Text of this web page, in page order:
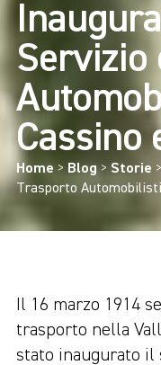
Servizio
Cassino
Home > Blog > Storie >
Trasporto
Il 16 marzo 1914
trasporto nella
stato inaugurato